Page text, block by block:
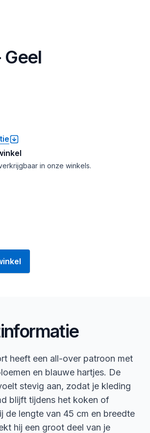
in onze winkels.
heeft een all-over patroon met
en blauwe hartjes. De
stevig aan, zodat je kleding
blijft tijdens het koken of
de lengte van 45 cm en breedte
hij een groot deel van je